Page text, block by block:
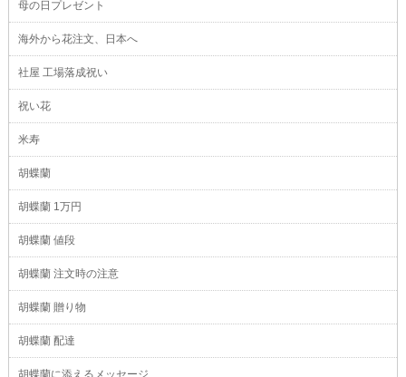
母の日プレゼント
海外から花注文、日本へ
社屋 工場落成祝い
祝い花
米寿
胡蝶蘭
胡蝶蘭 1万円
胡蝶蘭 値段
胡蝶蘭 注文時の注意
胡蝶蘭 贈り物
胡蝶蘭 配達
胡蝶蘭に添えるメッセージ